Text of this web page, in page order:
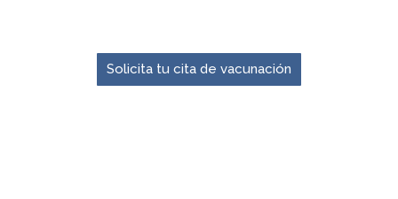
Solicita tu cita de vacunación